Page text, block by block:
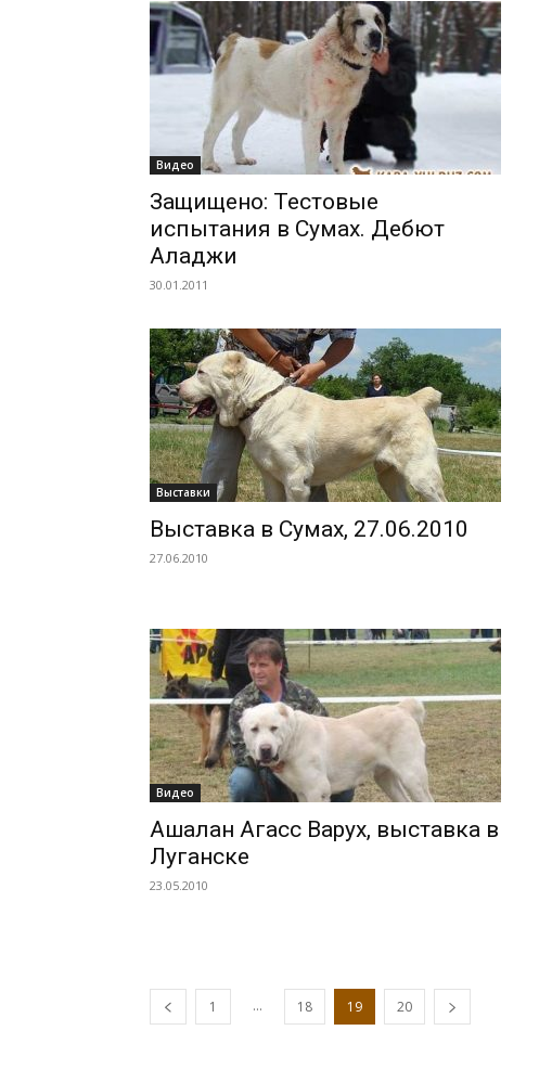
Видео
Защищено: Тестовые
испытания в Сумах. Дебют
Аладжи
30.01.2011
Выставки
Выставка в Сумах, 27.06.2010
27.06.2010
Видео
Ашалан Агасс Варух, выставка в
Луганске
23.05.2010
1 ... 18 19 20